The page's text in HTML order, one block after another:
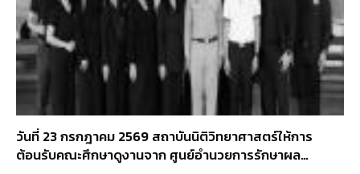
วันที่ 23 กรกฎาคม 2569 สถาบันนิติวิทยาศาสตร์ให้การ
ต้อนรับคณะศึกษาดูงานจาก ศูนย์อำนวยการรักษาผล